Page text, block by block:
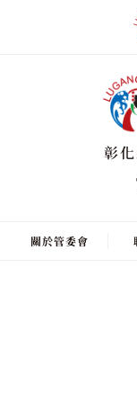
彰
關於管委會